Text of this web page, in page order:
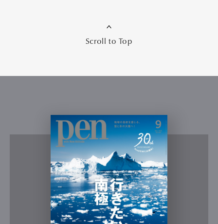
Scroll to Top